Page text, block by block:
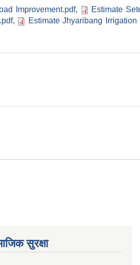
Improvement.pdf, Estimate
, Estimate Jhyaribang
सुरक्षा